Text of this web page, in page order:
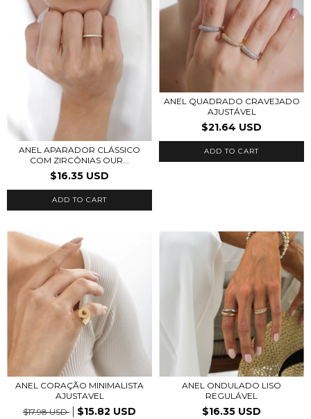
ANEL APARADOR CLÁSSICO
COM ZIRCÔNIAS OUR...
$16.35 USD
ADD TO CART
ANEL QUADRADO CRAVEJADO
AJUSTÁVEL
$21.64 USD
ADD TO CART
ANEL CORAÇÃO MINIMALISTA
AJUSTAVEL
$17.98 USD
$15.82 USD
ANEL ONDULADO LISO
REGULÁVEL
$16.35 USD